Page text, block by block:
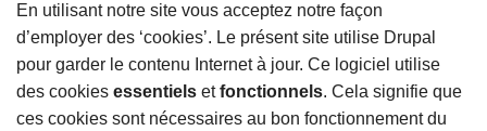
En utilisant notre site vous acceptez notre façon
d’employer des ‘cookies’. Le présent site utilise Drupal
pour garder le contenu Internet à jour. Ce logiciel utilise
des cookies essentiels etfonctionnels. Cela signifie que
ces cookies sont nécessaires au bon fonctionnement du